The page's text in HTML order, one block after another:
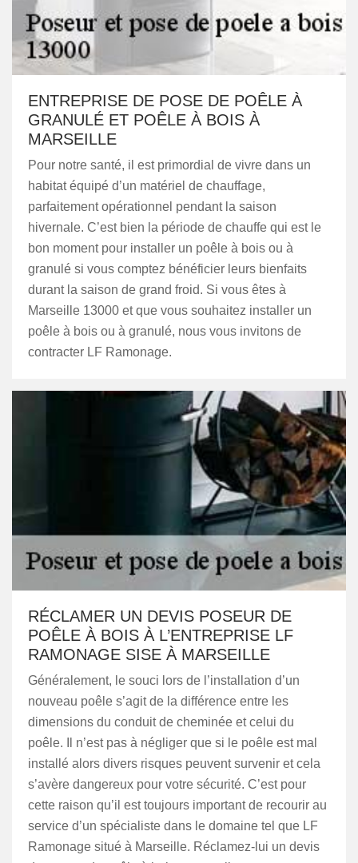
ENTREPRISE DE POSE DE POÊLE À
GRANULÉ ET POÊLE À BOIS À
MARSEILLE
Pour notre santé, il est primordial de vivre dans un
habitat équipé d’un matériel de chauffage,
parfaitement opérationnel pendant la saison
hivernale. C’est bien la période de chauffe qui est le
bon moment pour installer un poêle à bois ou à
granulé si vous comptez bénéficier leurs bienfaits
durant la saison de grand froid. Si vous êtes à
Marseille 13000 et que vous souhaitez installer un
poêle à bois ou à granulé, nous vous invitons de
contracter LF Ramonage.
RÉCLAMER UN DEVIS POSEUR DE
POÊLE À BOIS À L’ENTREPRISE LF
RAMONAGE SISE À MARSEILLE
Généralement, le souci lors de l’installation d’un
nouveau poêle s’agit de la différence entre les
dimensions du conduit de cheminée et celui du
poêle. Il n’est pas à négliger que si le poêle est mal
installé alors divers risques peuvent survenir et cela
s’avère dangereux pour votre sécurité. C’est pour
cette raison qu’il est toujours important de recourir au
service d’un spécialiste dans le domaine tel que LF
Ramonage situé à Marseille. Réclamez-lui un devis